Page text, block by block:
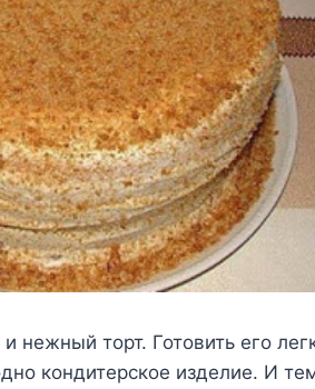
нежный торт. Готовить его
кондитерское изделие. И